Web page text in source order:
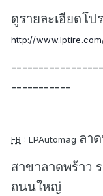
ดูรายละเอียดโป
http://
-----------
FB : LPAutomag ลา
สาขาลาดพร้าว
ถนนใหญ่